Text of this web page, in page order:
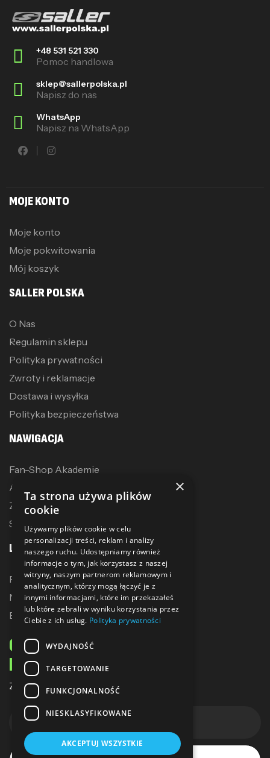
+48 531 521 330
Pomoc handlowa
sklep@sallerpolska.pl
Napisz do nas
WhatsApp
Napisz na WhatsApp
MOJE KONTO
Moje konto
Moje pokwitowania
Mój koszyk
SALLER POLSKA
O Nas
Regulamin sklepu
Polityka prywatności
Zwroty i reklamacje
Dostawa i wysyłka
Polityka bezpieczeństwa
NAWIGACJA
Fan-Shop Akademie
Akcesoria treningowe
Zostań dystrybutorem
Sublimacja
LINKI
Promocje
Nowe produkty
Bestsellery
ODBIERZ 10% ZNIŻKI
NA PIERWSZE ZAKUPY
Zapisz się do naszego newslettera
×
Ta strona używa plików
cookie
Używamy plików cookie w celu
personalizacji treści, reklam i analizy
naszego ruchu. Udostępniamy również
informacje o tym, jak korzystasz z naszej
witryny, naszym partnerom reklamowym i
analitycznym, którzy mogą łączyć je z
innymi informacjami, które im przekazałeś
lub które zebrali w wyniku korzystania przez
Ciebie z ich usług. Polityka prywatności
WYDAJNOŚĆ
TARGETOWANIE
FUNKCJONALNOŚĆ
NIESKLASYFIKOWANE
AKCEPTUJ WSZYSTKIE